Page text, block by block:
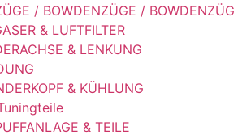
/ BOWDENZÜGE /
& LUFTFILTER
& LENKUNG
& KÜHLUNG
& TEILE